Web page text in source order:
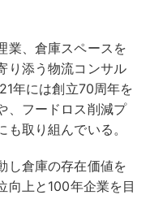
業、倉庫スペースを
り添う物流コンサル
年には創立70周年を
、フードロス削減プ
取り組んでいる。
し倉庫の存在価値を
向上と100年企業を目